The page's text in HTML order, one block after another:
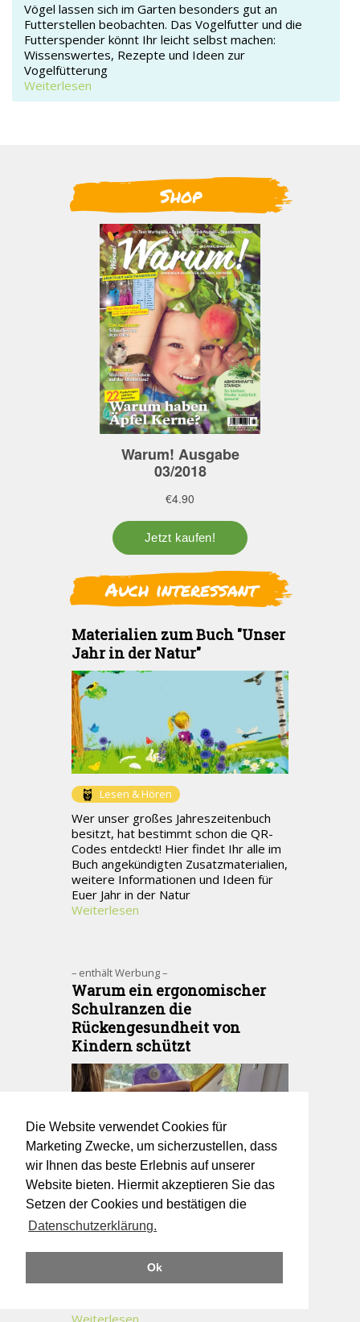
Die Website verwendet Cookies für
Marketing Zwecke, um sicherzustellen, dass
wir Ihnen das beste Erlebnis auf unserer
Website bieten. Hiermit akzeptieren Sie das
Setzen der Cookies und bestätigen die
Datenschutzerklärung.
Ok
Vögel lassen sich im Garten besonders gut an
Futterstellen beobachten. Das Vogelfutter und die
Futterspender könnt Ihr leicht selbst machen:
Wissenswertes, Rezepte und Ideen zur
Vogelfütterung
Weiterlesen
Shop
Auch interessant
Materialien zum Buch "Unser
Jahr in der Natur"
Lesen & Hören
Wer unser großes Jahreszeitenbuch
besitzt, hat bestimmt schon die QR-
Codes entdeckt! Hier findet Ihr alle im
Buch angekündigten Zusatzmaterialien,
weitere Informationen und Ideen für
Euer Jahr in der Natur
Weiterlesen
– enthält Werbung –
Warum ein ergonomischer
Schulranzen die
Rückengesundheit von
Kindern schützt
Draußen
Ich packe meine Sachen und nehme
mit... Dieses Abzählspiel trifft auch auf
den Schulbesuch zu... Voll und voller
wird dabei der Ranzen. Doch wie wird
ein Ranzen zu einem
Weiterlesen